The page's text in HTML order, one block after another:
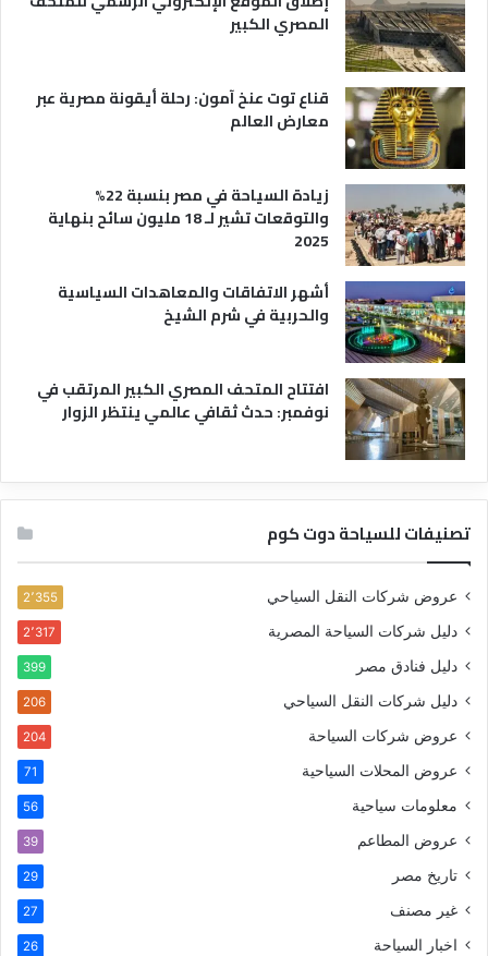
ح
ي
المصري الكبير
قناع توت عنخ آمون: رحلة أيقونة مصرية عبر
معارض العالم
زيادة السياحة في مصر بنسبة 22%
والتوقعات تشير لـ 18 مليون سائح بنهاية
2025
أشهر الاتفاقات والمعاهدات السياسية
والحربية في شرم الشيخ
افتتاح المتحف المصري الكبير المرتقب في
نوفمبر: حدث ثقافي عالمي ينتظر الزوار
تصنيفات للسياحة دوت كوم
عروض شركات النقل السياحي 2٬355
دليل شركات السياحة المصرية 2٬317
دليل فنادق مصر 399
دليل شركات النقل السياحي 206
عروض شركات السياحة 204
عروض المحلات السياحية 71
معلومات سياحية 56
عروض المطاعم 39
تاريخ مصر 29
غير مصنف 27
اخبار السياحة 26